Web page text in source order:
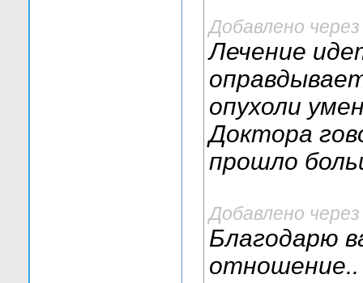
Добавлено
Лечение
опухоли
Доктора
прошло
Добавлено
Благодарю